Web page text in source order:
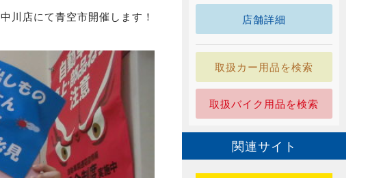
中川店にて青空市開催します！
店舗詳細
取扱カー用品を検索
取扱バイク用品を検索
関連サイト